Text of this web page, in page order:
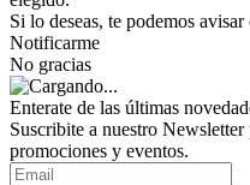
Si lo deseas, te podemos
Notificarme
No gracias
Enterate de las últimas
Suscribite a nuestro Newsletter
promociones y eventos.